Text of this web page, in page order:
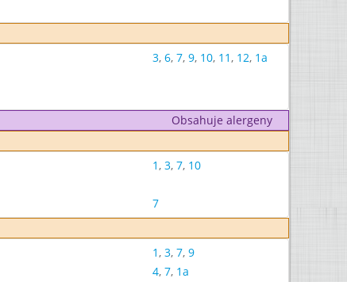
3, 6, 7, 9, 10, 11, 12, 1a
Obsahuje alergeny
1, 3, 7, 10
7
1, 3, 7, 9
4, 7, 1a